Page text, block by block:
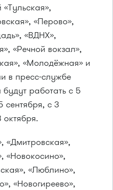
«Перово»,
«ВДНХ»,
«Речной вокзал»,
«Молодёжная» и
в пресс-службе
работать с 5
сентября, с 3
октября.
«Дмитровская»,
«Новокосино»,
«Люблино»,
«Новогиреево»,